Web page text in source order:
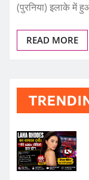
(पुरनिया) इलाके में
READ MORE